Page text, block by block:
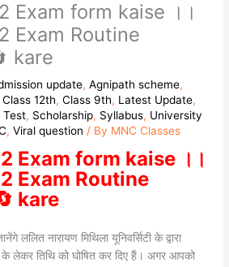
Exam form kaise ।।
Exam Routine
kare
update,Agnipath scheme,
Class 12th,Class 9th, Latest Update,
Test, Scholarship, Syllabus, University
,Viral question / By MNC Classes
Exam form kaise ।।
Exam Routine
kare
ललित नारायण मिथिला यूनिवर्सिटी के द्वारा
के लेकर तिथि को घोषित कर दिए हैं। अगर आपको